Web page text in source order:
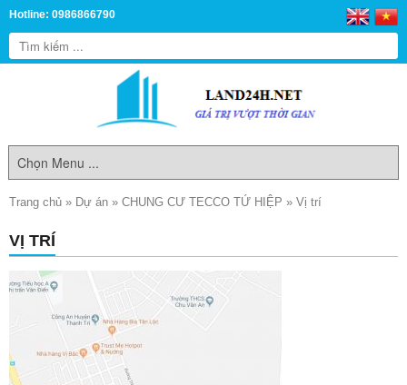
Hotline: 0986866790
Trang chủ » Dự án » CHUNG CƯ TECCO TỨ HIỆP » Vị trí
VỊ TRÍ